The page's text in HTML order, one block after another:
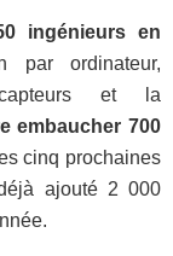
ingénieurs en
par ordinateur,
capteurs et la
embaucher 700
cinq prochaines
ajouté 2 000